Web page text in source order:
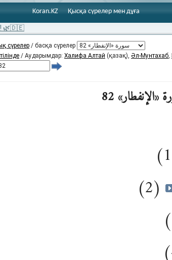
Koran.KZ Қысқа сүрелер мен дұға
🌿🇩🇪
сүрелер / басқа сүрелер
/ Аударымдар: Халифа Алтай (қазақ), Әл-Мунтахаб,
«الإنفطار» 82
(2)